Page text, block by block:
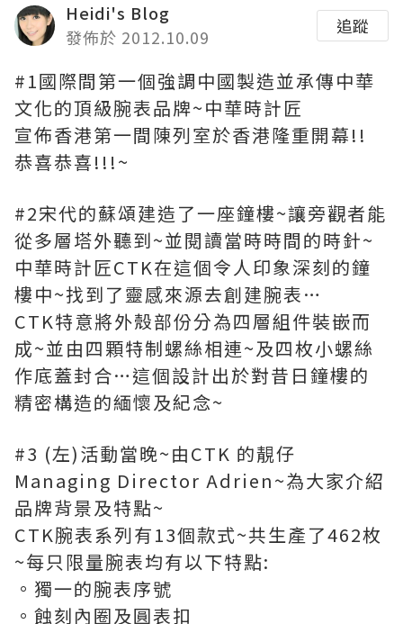
Heidi's Blog
發佈於 2012.10.09
追蹤
#1國際間第一個強調中國製造並承傳中華
文化的頂級腕表品牌~中華時計匠
宣佈香港第一間陳列室於香港隆重開幕!!
恭喜恭喜!!!~
#2宋代的蘇頌建造了一座鐘樓~讓旁觀者能
從多層塔外聽到~並閱讀當時時間的時針~
中華時計匠CTK在這個令人印象深刻的鐘
樓中~找到了靈感來源去創建腕表…
CTK特意將外殼部份分為四層組件裝嵌而
成~並由四顆特制螺絲相連~及四枚小螺絲
作底蓋封合…這個設計出於對昔日鐘樓的
精密構造的緬懷及紀念~
#3 (左)活動當晚~由CTK 的靚仔
Managing Director Adrien~為大家介紹
品牌背景及特點~
CTK腕表系列有13個款式~共生產了462枚
~每只限量腕表均有以下特點:
。獨一的腕表序號
。蝕刻內圈及圓表扣